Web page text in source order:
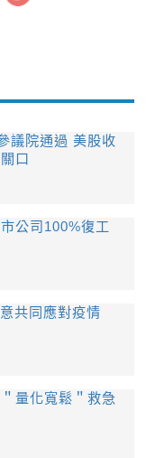
議院通過 美股收
口
公司100%復工
共同應對疫情
量化寬鬆＂救急